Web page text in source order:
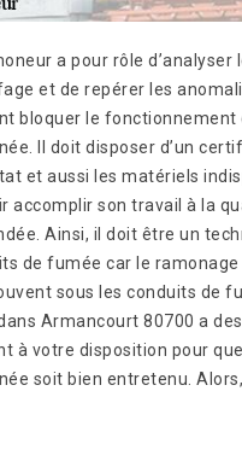
a pour rôle d’analyser
et de repérer les
bloquer le fonctionnement
Il doit disposer d’un
et aussi les matériels
accomplir son travail à la
Ainsi, il doit être un
de fumée car le ramonage
sous les conduits de
Armancourt 80700 a
à votre disposition pour
soit bien entretenu. Alors,